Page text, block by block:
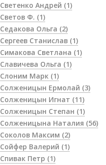
Светенко Андрей (1)
Светов Ф. (1)
Седакова Ольга (2)
Сергеев Станислав (1)
Симакова Светлана (1)
Славичева Ольга (1)
Слоним Марк (1)
Солженицын Ермолай (3)
Солженицын Игнат (11)
Солженицын Степан (1)
Солженицына Наталия (56)
Соколов Максим (2)
Сойфер Валерий (1)
Спивак Петр (1)